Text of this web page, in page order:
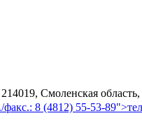
Смоленская область,
8 (4812) 55-53-